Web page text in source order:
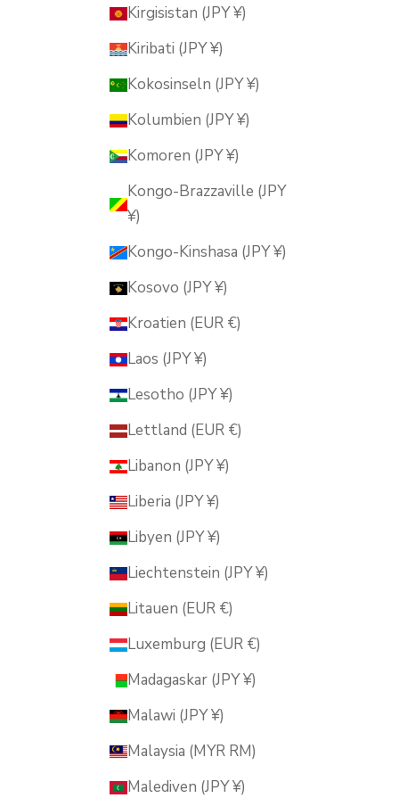
Kirgisistan (JPY ¥)
Kiribati (JPY ¥)
Kokosinseln (JPY ¥)
Kolumbien (JPY ¥)
Komoren (JPY ¥)
Kongo-Brazzaville (JPY
¥)
Kongo-Kinshasa (JPY ¥)
Kosovo (JPY ¥)
Kroatien (EUR €)
Laos (JPY ¥)
Lesotho (JPY ¥)
Lettland (EUR €)
Libanon (JPY ¥)
Liberia (JPY ¥)
Libyen (JPY ¥)
Liechtenstein (JPY ¥)
Litauen (EUR €)
Luxemburg (EUR €)
Madagaskar (JPY ¥)
Malawi (JPY ¥)
Malaysia (MYR RM)
Malediven (JPY ¥)